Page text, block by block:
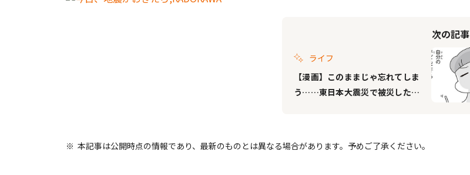
次の記事
ライフ
【漫画】このままじゃ忘れてしま
う……東日本大震災で被災したマ
本記事は公開時点の情報であり、最新のものとは異なる場合があります。予めご了承ください。